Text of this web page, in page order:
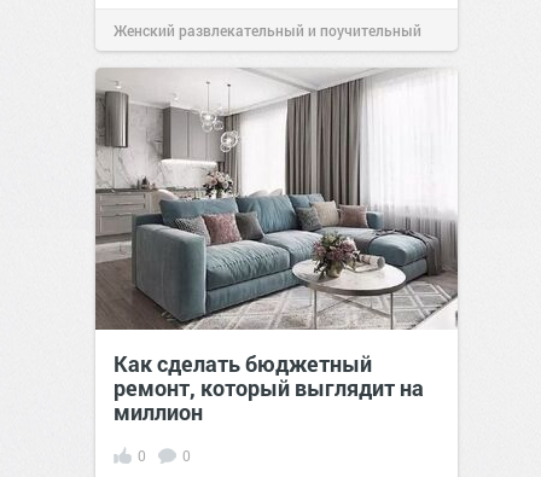
Женский развлекательный и поучительный
сайт.21:26
Как сделать бюджетный
ремонт, который выглядит на
миллион
0 0